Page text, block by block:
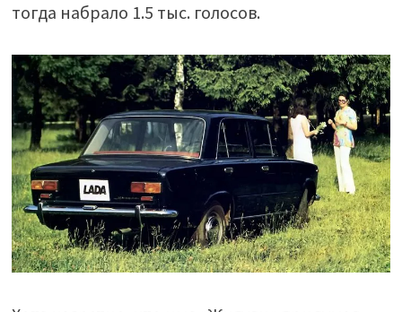
тогда набрало 1.5 тыс. голосов.